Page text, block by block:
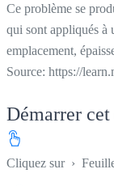
Ce problème se
qui sont appliqués à
emplacement,
Source: https://
Démarrer
Cliquez sur ›